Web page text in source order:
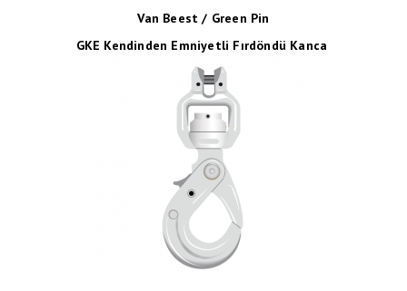
Van Beest / Green Pin
GKE Kendinden Emniyetli Fırdöndü Kanca